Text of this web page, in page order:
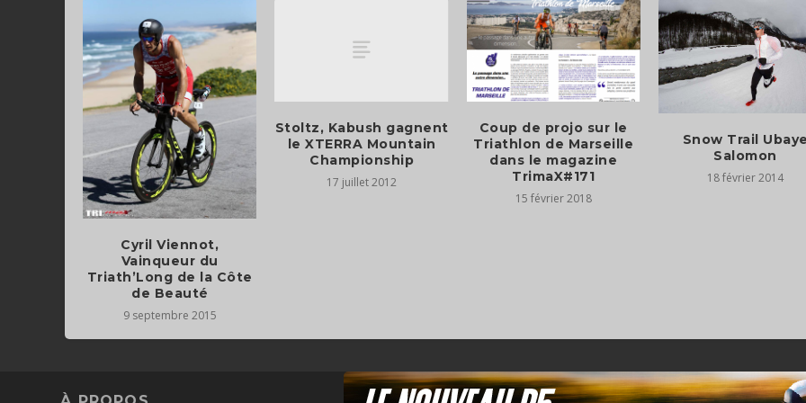
Cyril Viennot,
Vainqueur du
Triath’Long de la Côte
de Beauté
9 septembre 2015
Stoltz, Kabush gagnent
le XTERRA Mountain
Championship
17 juillet 2012
Coup de projo sur le
Triathlon de Marseille
dans le magazine
TrimaX#171
15 février 2018
Snow Trail
Salomon
18 février 2014